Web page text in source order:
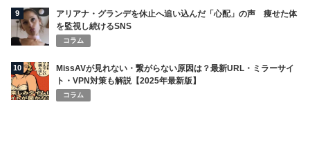
9
アリアナ・グランデを休止へ追い込んだ「心配」の声 痩せた体
を監視し続けるSNS
コラム
10
MissAVが見れない・繋がらない原因は？最新URL・ミラーサイ
ト・VPN対策も解説【2025年最新版】
コラム